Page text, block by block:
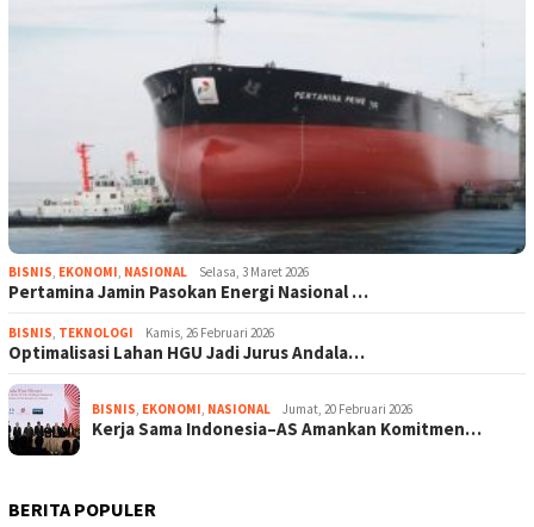
BISNIS, EKONOMI, NASIONAL Selasa, 3 Maret 2026
Pertamina Jamin Pasokan Energi Nasional …
BISNIS, TEKNOLOGI Kamis, 26 Februari 2026
Optimalisasi Lahan HGU Jadi Jurus Andala…
BISNIS, EKONOMI, NASIONAL Jumat, 20 Februari 2026
Kerja Sama Indonesia–AS Amankan Komitmen…
BERITA POPULER